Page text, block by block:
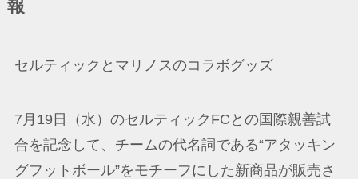
報
セルティックとマリノスのコラボグッズ
7月19日（水）のセルティックFCとの国際親善試
合を記念して、チームの代名詞である“アタッキン
グフットボール”をモチーフにした新商品が販売さ